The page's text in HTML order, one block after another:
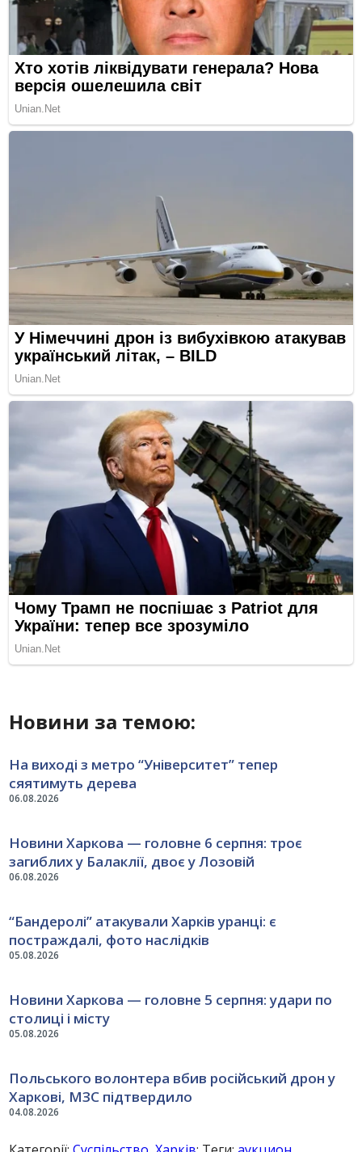
Новини за темою:
06.08.2026
На виході з метро “Університет” тепер
сяятимуть дерева
06.08.2026
Новини Харкова — головне 6 серпня: троє
загиблих у Балаклії, двоє у Лозовій
05.08.2026
“Бандеролі” атакували Харків уранці: є
постраждалі, фото наслідків
05.08.2026
Новини Харкова — головне 5 серпня: удари по
столиці і місту
04.08.2026
Польського волонтера вбив російський дрон у
Харкові, МЗС підтвердило